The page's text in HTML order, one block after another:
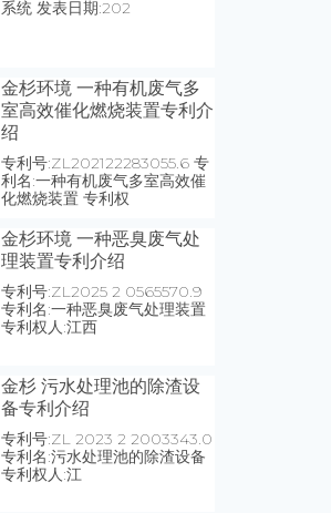
系统 发表日期:202
金杉环境 一种有机废气多
室高效催化燃烧装置专利介
绍
专利号:ZL202122283055.6 专
利名:一种有机废气多室高效催
化燃烧装置 专利权
金杉环境 一种恶臭废气处
理装置专利介绍
专利号:ZL2025 2 0565570.9
专利名:一种恶臭废气处理装置
专利权人:江西
金杉 污水处理池的除渣设
备专利介绍
专利号:ZL 2023 2 2003343.0
专利名:污水处理池的除渣设备
专利权人:江